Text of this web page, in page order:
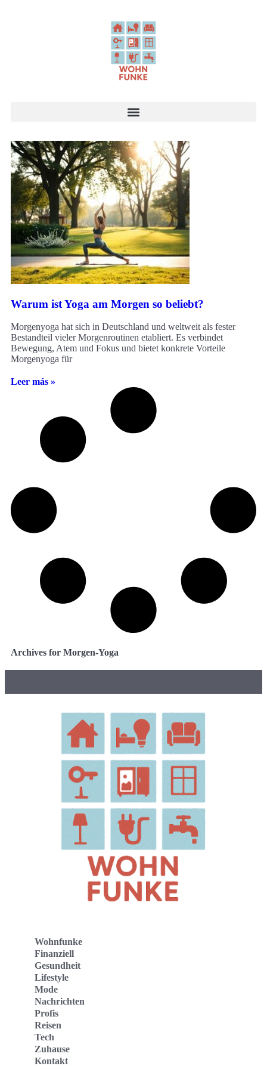
Warum ist Yoga am Morgen so beliebt?
Morgenyoga hat sich in Deutschland und weltweit als fester
Bestandteil vieler Morgenroutinen etabliert. Es verbindet
Bewegung, Atem und Fokus und bietet konkrete Vorteile
Morgenyoga für
Leer más »
Archives for Morgen-Yoga
Wohnfunke
Finanziell
Gesundheit
Lifestyle
Mode
Nachrichten
Profis
Reisen
Tech
Zuhause
Kontakt